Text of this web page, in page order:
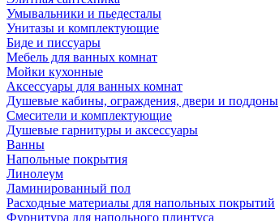
Умывальники и пьедесталы
Унитазы и комплектующие
Биде и писсуары
Мебель для ванных комнат
Мойки кухонные
Аксессуары для ванных комнат
Душевые кабины, ограждения, двери и поддоны
Смесители и комплектующие
Душевые гарнитуры и аксессуары
Ванны
Напольные покрытия
Линолеум
Ламинированный пол
Расходные материалы для напольных покрытий
Фурнитура для напольного плинтуса